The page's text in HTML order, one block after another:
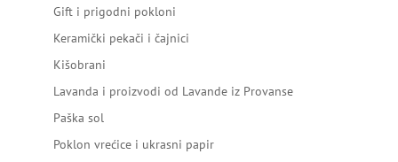
Gift i prigodni pokloni
Keramički pekači i čajnici
Kišobrani
Lavanda i proizvodi od Lavande iz Provanse
Paška sol
Poklon vrećice i ukrasni papir